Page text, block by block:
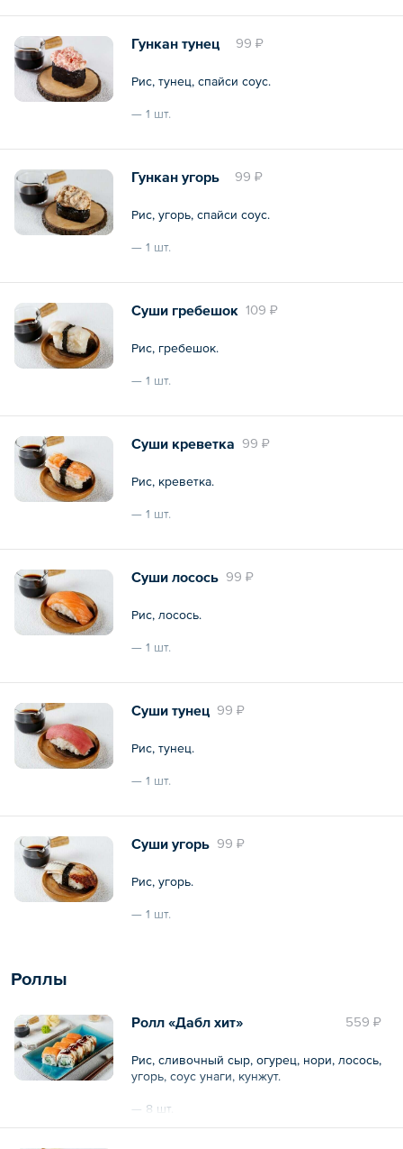
Общий вес – 40 г
99 ₽
Гункан тунец
Рис, тунец, спайси соус.
— 1 шт.
Общий вес – 40 г
99 ₽
Гункан угорь
Рис, угорь, спайси соус.
— 1 шт.
Общий вес – 40 г
109 ₽
Суши гребешок
Рис, гребешок.
— 1 шт.
Общий вес – 37 г
99 ₽
Суши креветка
Рис, креветка.
— 1 шт.
Общий вес – 37 г
99 ₽
Суши лосось
Рис, лосось.
— 1 шт.
Общий вес – 37 г
99 ₽
Суши тунец
Рис, тунец.
— 1 шт.
Общий вес – 37 г
99 ₽
Суши угорь
Рис, угорь.
— 1 шт.
Роллы
559 ₽
Ролл «Дабл хит»
Рис, сливочный сыр, огурец, нори, лосось,
угорь, соус унаги, кунжут.
— 8 шт.